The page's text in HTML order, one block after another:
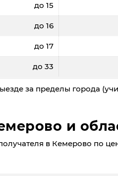
до 15
до 16
до 17
до 33
за пределы города
и
в Кемерово по